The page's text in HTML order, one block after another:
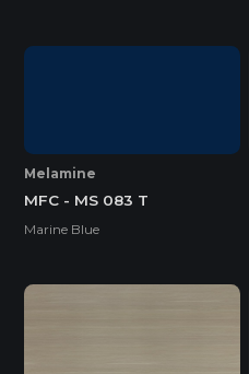
Melamine
MFC - MS 083 T
Marine Blue